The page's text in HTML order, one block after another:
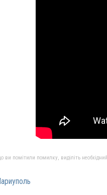
ви помітили помилку, виділіть